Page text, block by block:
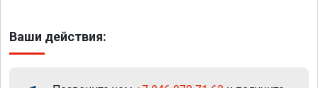
Ваши действия: